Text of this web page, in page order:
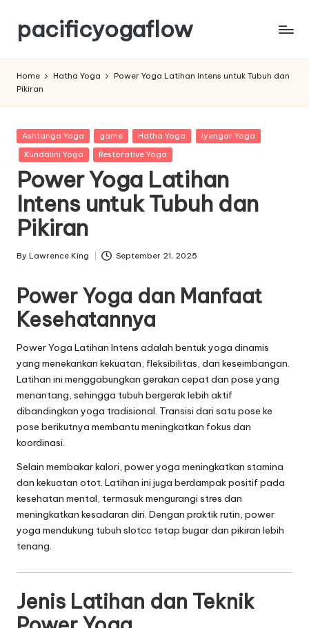
Skip
content
pacificyogaflow
Dan
Home Hatha Yoga
Power Yoga Latihan Intens untuk Tubuh dan
Pikiran
Posted
in
Ashtanga Yoga game Hatha Yoga
Iyengar Yoga
Kundalini Yoga
Restorative Yoga
Power Yoga Latihan
Intens untuk Tubuh dan
Pikiran
Posted
By Lawrence King September 21, 2025
Power Yoga dan Manfaat
Kesehatannya
Power Yoga Latihan Intens adalah bentuk yoga dinamis
yang menekankan kekuatan, fleksibilitas, dan keseimbangan.
Latihan ini menggabungkan gerakan cepat dan pose yang
menantang, sehingga tubuh bergerak lebih aktif
dibandingkan yoga tradisional. Transisi dari satu pose ke
pose berikutnya membantu meningkatkan fokus dan
koordinasi.
Selain membakar kalori, power yoga meningkatkan stamina
dan kekuatan otot. Latihan ini juga berdampak positif pada
kesehatan mental, termasuk mengurangi stres dan
meningkatkan kesadaran diri. Dengan praktik rutin, power
yoga mendukung tubuh slotcc tetap bugar dan pikiran lebih
tenang.
Jenis Latihan dan Teknik